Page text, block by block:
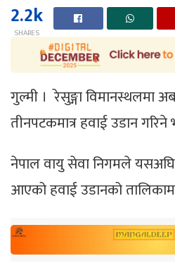
2.2k
SHARES
गुल्मी । रेसुङ्गा विमानस्थलमा
तीनपटकमात्र हवाई उडान
नेपाल वायु सेवा निगमले यसअघि
आएको हवाई उडानको